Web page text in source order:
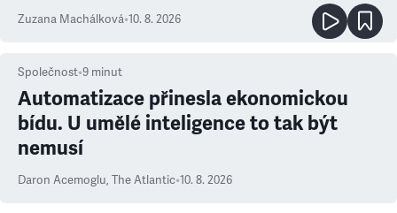
Zuzana Machálková•10. 8. 2026
Společnost•9 minut
Automatizace přinesla ekonomickou
bídu. U umělé inteligence to tak být
nemusí
Daron Acemoglu, The Atlantic•10. 8. 2026